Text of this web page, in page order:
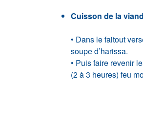
Cuisson de la
• Dans le faitout
soupe d’harissa.
• Puis faire revenir
(2 à 3 heures) feu